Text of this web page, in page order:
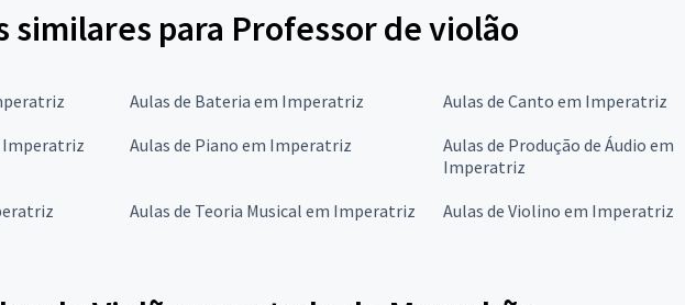
similares para Professor de violão
Aulas de Bateria em Imperatriz Aulas de Canto em Imperatriz
Imperatriz
Aulas de Piano em Imperatriz
Aulas de Produção de Áudio em
Imperatriz
Aulas de Teoria Musical em Imperatriz Aulas de Violino em Imperatriz